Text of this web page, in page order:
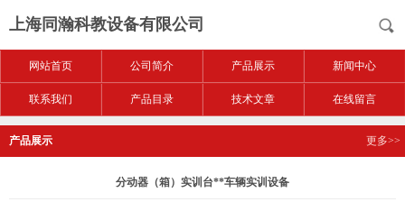
上海同瀚科教设备有限公司
网站首页 公司简介 产品展示 新闻中心
联系我们 产品目录 技术文章 在线留言
产品展示 更多>>
分动器（箱）实训台**车辆实训设备